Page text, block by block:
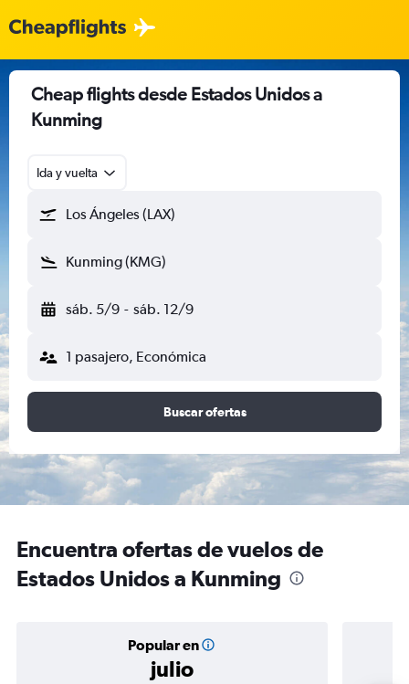
Cheap flights desde Estados Unidos a
Kunming
Ida y vuelta
Los Ángeles (LAX)
Kunming (KMG)
sáb. 5/9 - sáb. 12/9
1 pasajero, Económica
Buscar ofertas
Encuentra ofertas de vuelos de
Estados Unidos a Kunming
Popular en
julio